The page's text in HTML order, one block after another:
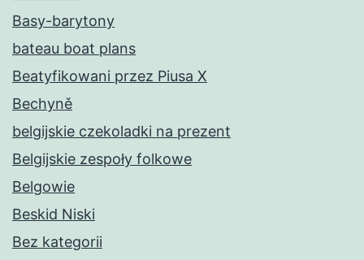
Basy-barytony
bateau boat plans
Beatyfikowani przez Piusa X
Bechyně
belgijskie czekoladki na prezent
Belgijskie zespoły folkowe
Belgowie
Beskid Niski
Bez kategorii